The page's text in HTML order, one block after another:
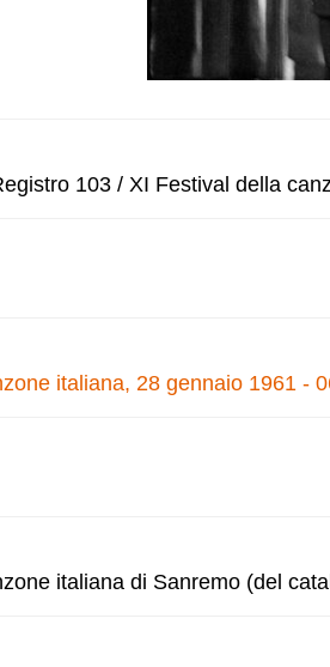
103 / XI Festival della
italiana, 28 gennaio 1961 -
italiana di Sanremo (del